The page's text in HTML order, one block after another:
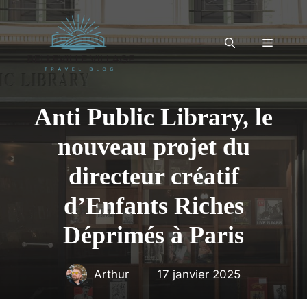
Aller
au
contenu
Menu
Anti Public Library, le
nouveau projet du
directeur créatif
d’Enfants Riches
Déprimés à Paris
Arthur 17 janvier 2025